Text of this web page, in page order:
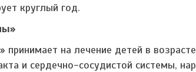
круглый год.
на лечение детей в
и сердечно-сосудистой системы,